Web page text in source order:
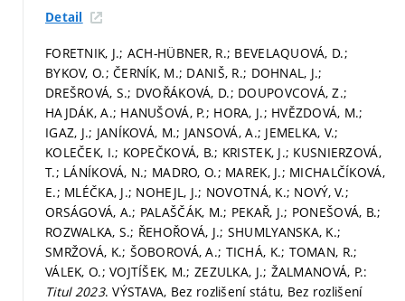
Detail
FORETNIK, J.; ACH-HÜBNER, R.; BEVELAQUOVÁ, D.;
BYKOV, O.; ČERNÍK, M.; DANIŠ, R.; DOHNAL, J.;
DREŠROVÁ, S.; DVOŘÁKOVÁ, D.; DOUPOVCOVÁ, Z.;
HAJDÁK, A.; HANUŠOVÁ, P.; HORA, J.; HVĚZDOVÁ, M.;
IGAZ, J.; JANÍKOVÁ, M.; JANSOVÁ, A.; JEMELKA, V.;
KOLEČEK, I.; KOPEČKOVÁ, B.; KRISTEK, J.; KUSNIERZOVÁ,
T.; LÁNÍKOVÁ, N.; MADRO, O.; MAREK, J.; MICHALČÍKOVÁ,
E.; MLÉČKA, J.; NOHEJL, J.; NOVOTNÁ, K.; NOVÝ, V.;
ORSÁGOVÁ, A.; PALAŠČÁK, M.; PEKAŘ, J.; PONEŠOVÁ, B.;
ROZWALKA, S.; ŘEHOŘOVÁ, J.; SHUMLYANSKA, K.;
SMRŽOVÁ, K.; ŠOBOROVÁ, A.; TICHÁ, K.; TOMAN, R.;
VÁLEK, O.; VOJTÍŠEK, M.; ZEZULKA, J.; ŽALMANOVÁ, P.:
Titul 2023. VÝSTAVA, Bez rozlišení státu, Bez rozlišení